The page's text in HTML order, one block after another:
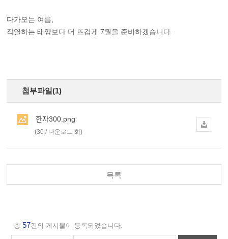
다가오는 여름,
작열하는 태양보다 더 뜨겁게 7월을 준비하겠습니다.
첨부파일(1)
한자300.png
(30 / 다운로드 회)
목록
총57건의 게시물이 등록되었습니다.